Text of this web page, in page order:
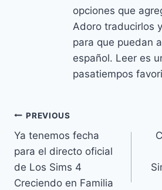
opciones que
Adoro traducirlos
para que puedan
español. Leer es
pasatiempos
Navegación
de
entradas
PREVIOUS
Ya tenemos fecha
para el directo oficial
de Los Sims 4
Creciendo en Familia